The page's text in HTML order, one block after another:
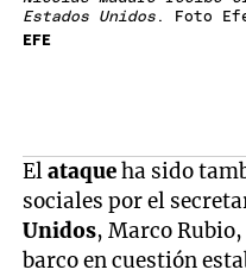
Estados Unidos . Foto
EFE
Elataqueha sido
sociales por el
Unidos, Marco
barco en cuestión